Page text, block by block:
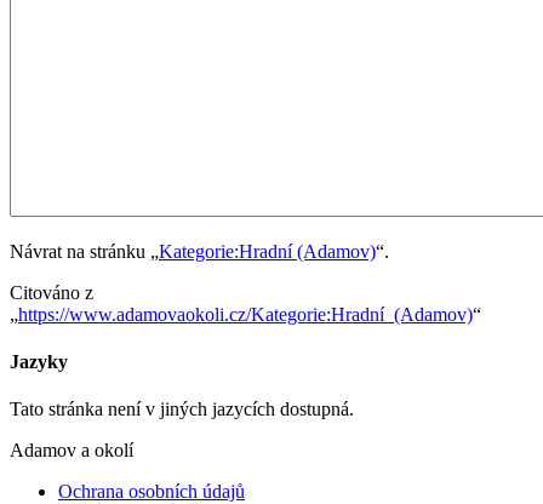
Návrat na stránku „Kategorie:Hradní (Adamov)“.
Citováno z
„https://www.adamovaokoli.cz/Kategorie:Hradní_(Adamov)“
Jazyky
Tato stránka není v jiných jazycích dostupná.
Adamov a okolí
Ochrana osobních údajů